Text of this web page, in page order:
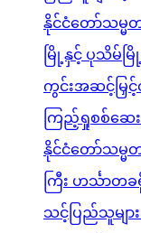
နိုင်ငံတော်သမ္မ
မြို့နှင့် ပုသိမ်မ
ကွင်းအဆင့်မြှင့်
ကြည့်ရှုစစ်ဆေး
နိုင်ငံတော်သမ္မ
ကြီး ဟင်္သာတ
သင့်ပြည်သူမျာ